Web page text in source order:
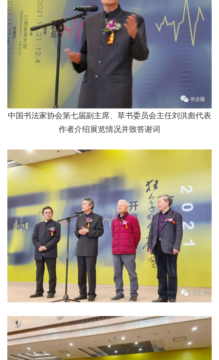
中国书法家协会第七届副主席、 草书委员会主任刘洪彪代表
作者介绍展览情况并致答谢词